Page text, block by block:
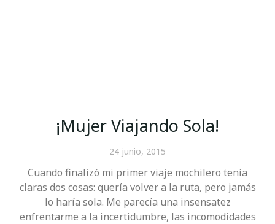
¡Mujer Viajando Sola!
24 junio, 2015
Cuando finalizó mi primer viaje mochilero tenía
claras dos cosas: quería volver a la ruta, pero jamás
lo haría sola. Me parecía una insensatez
enfrentarme a la incertidumbre, las incomodidades